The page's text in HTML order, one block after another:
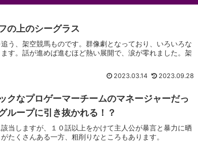
の上のシーグラス
う、架空競馬ものです。群像劇となっており、いろいろな
す。話が進めば進むほど熱い展開で、涙が零れました。架
2023.03.14 2023.09.28
クなプロゲーマーチームのマネージャーだっ
ループに引き抜かれる！？
当しますが、１０話以上をかけて主人公が暴言と暴力に晒
たくさんある一方、粗削りなところもあります。